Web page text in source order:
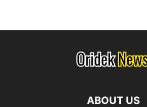
ABOUT US